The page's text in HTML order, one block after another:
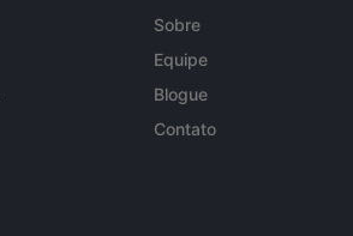
Sobre
Equipe
Blogue
Contato